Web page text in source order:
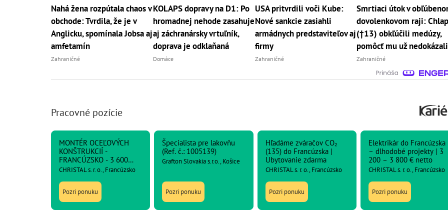
Nahá žena rozpútala chaos v
obchode: Tvrdila, že je v
Anglicku, spomínala Jobsa aj
amfetamín
Zahraničné
KOLAPS dopravy na D1: Po
hromadnej nehode zasahuje
aj záchranársky vrtuľník,
doprava je odklaňaná
Domáce
USA pritvrdili voči Kube:
Nové sankcie zasiahli
armádnych predstaviteľov aj
firmy
Zahraničné
Smrtiaci útok v
dovolenkovom raji:
(†13) obkľúčili medúzy,
pomôcť mu už nedokázali
Zahraničné
Pracovné pozície
MONTÉR OCEĽOVÝCH
KONŠTRUKCIÍ -
FRANCÚZSKO - 3 600
netto
CHRISTAL s. r. o., Francúzsko
Pozri ponuku
Špecialista pre lakovňu
(Ref. č.: 1005139)
Grafton Slovakia s.r.o., Košice
Pozri ponuku
Hľadáme zváračov CO₂
(135) do Francúzska |
Ubytovanie zdarma
CHRISTAL s. r. o., Francúzsko
Pozri ponuku
Elektrikár do Francúzska
– dlhodobé projekty | 3
200 – 3 800 € netto
CHRISTAL s. r. o., Francúzsko
Pozri ponuku